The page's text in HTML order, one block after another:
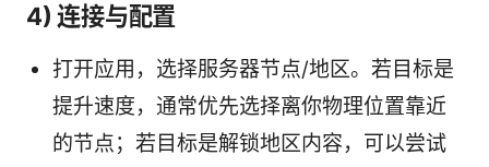
4) 连接与配置
打开应用，选择服务器节点/地区。若目标是
提升速度，通常优先选择离你物理位置靠近
的节点；若目标是解锁地区内容，可以尝试